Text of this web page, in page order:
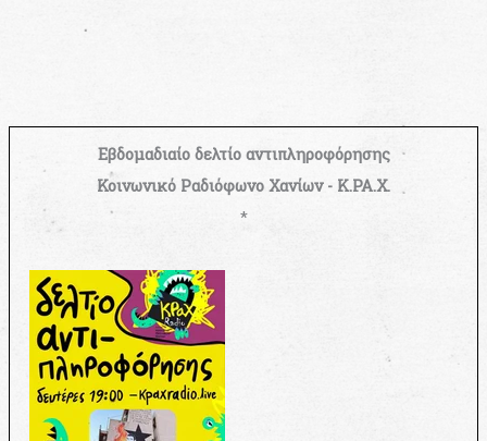
Εβδομαδιαίο δελτίο αντιπληροφόρησης
Κοινωνικό Ραδιόφωνο Χανίων - Κ.ΡΑ.Χ.
*